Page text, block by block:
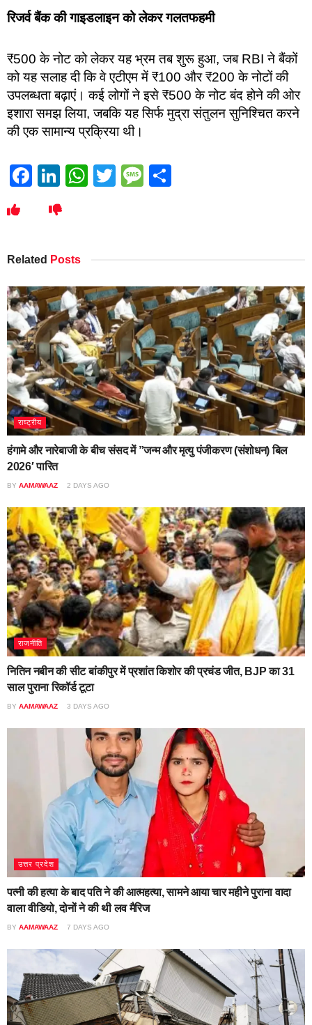
रिजर्व बैंक की गाइडलाइन को लेकर गलतफहमी
₹500 के नोट को लेकर यह भ्रम तब शुरू हुआ, जब RBI ने बैंकों
को यह सलाह दी कि वे एटीएम में ₹100 और ₹200 के नोटों की
उपलब्धता बढ़ाएं। कई लोगों ने इसे ₹500 के नोट बंद होने की ओर
इशारा समझ लिया, जबकि यह सिर्फ मुद्रा संतुलन सुनिश्चित करने
की एक सामान्य प्रक्रिया थी।
Facebook
LinkedIn
WhatsApp
TwitterMessage
Related Posts
राष्ट्रीय
हंगामे और नारेबाजी के बीच संसद में ”जन्म और मृत्यु पंजीकरण (संशोधन) बिल
2026′ पारित
BY AAMAWAAZ 2 DAYS AGO
राजनीति
नितिन नबीन की सीट बांकीपुर में प्रशांत किशोर की प्रचंड जीत, BJP का 31
साल पुराना रिकॉर्ड टूटा
BY AAMAWAAZ 3 DAYS AGO
उत्तर प्रदेश
पत्नी की हत्या के बाद पति ने की आत्महत्या, सामने आया चार महीने पुराना वादा
वाला वीडियो, दोनों ने की थी लव मैरिज
BY AAMAWAAZ 7 DAYS AGO